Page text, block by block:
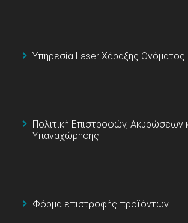
Υπηρεσία Laser Χάραξης Ονόματος
Πολιτική Επιστροφών, Ακυρώσεων
Υπαναχώρησης
Φόρμα επιστροφής προϊόντων